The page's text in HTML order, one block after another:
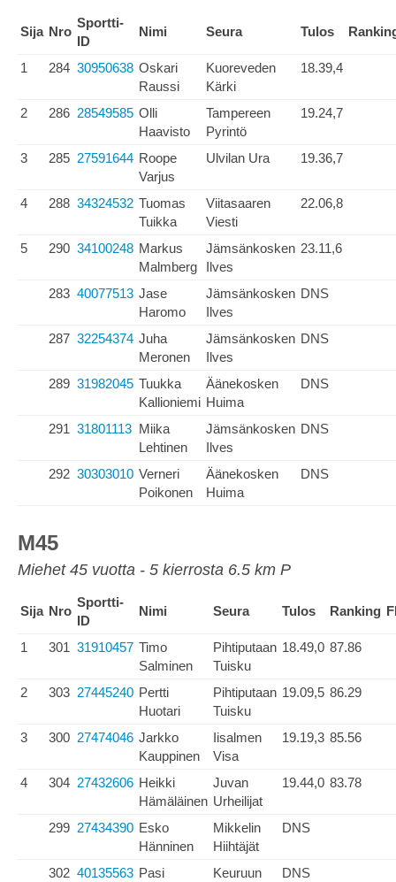
Sija Nro
Sportti-
ID
Nimi Seura Tulos
1 284 30950638 Oskari
Raussi
Kuoreveden
Kärki
18.39,4
2 286 28549585 Olli
Haavisto
Tampereen
Pyrintö
19.24,7
3 285 27591644 Roope
Varjus
Ulvilan Ura 19.36,7
4 288 34324532 Tuomas
Tuikka
Viitasaaren
Viesti
22.06,8
5 290 34100248 Markus
Malmberg
Jämsänkosken
Ilves
23.11,6
283 40077513 Jase
Haromo
Jämsänkosken
Ilves
DNS
287 32254374 Juha
Meronen
Jämsänkosken
Ilves
DNS
289 31982045 Tuukka
Kallioniemi
Äänekosken
Huima
DNS
291 31801113 Miika
Lehtinen
Jämsänkosken
Ilves
DNS
292 30303010 Verneri
Poikonen
Äänekosken
Huima
DNS
M45
Miehet 45 vuotta - 5 kierrosta 6.5 km P
Sija Nro
Sportti-
ID
Nimi Seura Tulos Ranking
1 301 31910457 Timo
Salminen
Pihtiputaan
Tuisku
18.49,0 87.86
2 303 27445240 Pertti
Huotari
Pihtiputaan
Tuisku
19.09,5 86.29
3 300 27474046 Jarkko
Kauppinen
Iisalmen
Visa
19.19,3 85.56
4 304 27432606 Heikki
Hämäläinen
Juvan
Urheilijat
19.44,0 83.78
299 27434390 Esko
Hänninen
Mikkelin
Hiihtäjät
DNS
302 40135563 Pasi Keuruun DNS